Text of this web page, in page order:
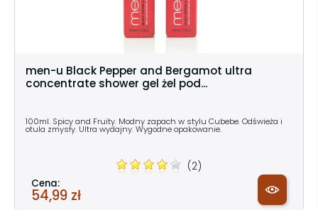
men-u Black Pepper and Bergamot ultra
concentrate shower gel żel pod...
100ml. Spicy and Fruity. Modny zapach w stylu Cubebe. Odświeża i
otula zmysły. Ultra wydajny. Wygodne opakowanie.
(2)
Cena:
54,99 zł